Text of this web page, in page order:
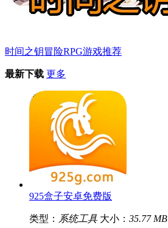
时间之钥冒险RPG游戏推荐
最新下载 更多
925盒子安卓免费版
类型： 系统工具 大小： 35.77 MB